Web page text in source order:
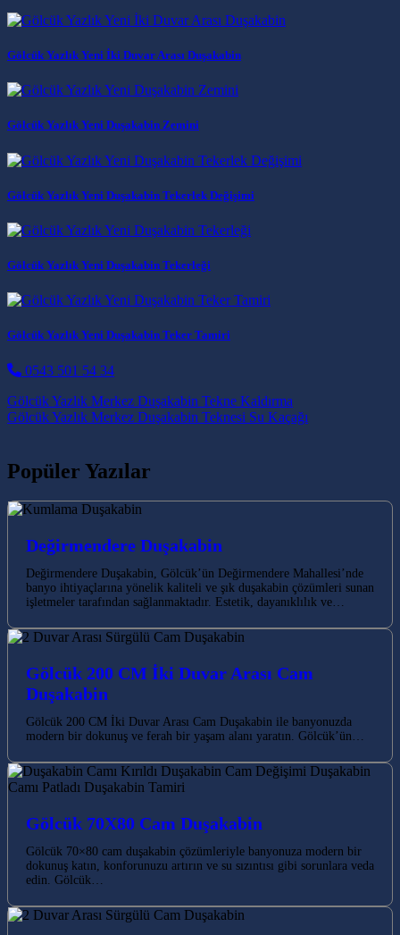
Gölcük Yazlık Yeni İki Duvar Arası Duşakabin
Gölcük Yazlık Yeni Duşakabin Zemini
Gölcük Yazlık Yeni Duşakabin Tekerlek Değişimi
Gölcük Yazlık Yeni Duşakabin Tekerleği
Gölcük Yazlık Yeni Duşakabin Teker Tamiri
0543 501 54 34
Post navigation
Gölcük Yazlık Merkez Duşakabin Tekne Kaldırma
Gölcük Yazlık Merkez Duşakabin Teknesi Su Kaçağı
Popüler Yazılar
Değirmendere Duşakabin
Değirmendere Duşakabin, Gölcük’ün Değirmendere Mahallesi’nde
banyo ihtiyaçlarına yönelik kaliteli ve şık duşakabin çözümleri sunan
işletmeler tarafından sağlanmaktadır. Estetik, dayanıklılık ve…
Gölcük 200 CM İki Duvar Arası Cam
Duşakabin
Gölcük 200 CM İki Duvar Arası Cam Duşakabin ile banyonuzda
modern bir dokunuş ve ferah bir yaşam alanı yaratın. Gölcük’ün…
Gölcük 70X80 Cam Duşakabin
Gölcük 70×80 cam duşakabin çözümleriyle banyonuza modern bir
dokunuş katın, konforunuzu artırın ve su sızıntısı gibi sorunlara veda
edin. Gölcük…